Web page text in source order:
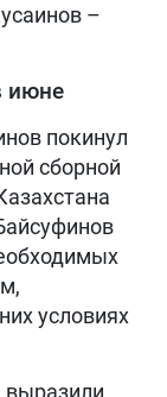
–
июне
покинул
сборной
условиях
выразили